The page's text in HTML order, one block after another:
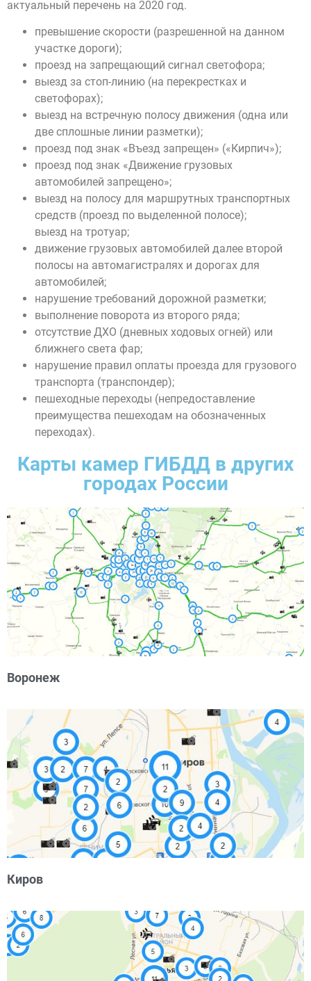
актуальный перечень на 2020 год.
превышение скорости (разрешенной на данном
участке дороги);
проезд на запрещающий сигнал светофора;
выезд за стоп-линию (на перекрестках и
светофорах);
выезд на встречную полосу движения (одна или
две сплошные линии разметки);
проезд под знак «Въезд запрещен» («Кирпич»);
проезд под знак «Движение грузовых
автомобилей запрещено»;
выезд на полосу для маршрутных транспортных
средств (проезд по выделенной полосе);
выезд на тротуар;
движение грузовых автомобилей далее второй
полосы на автомагистралях и дорогах для
автомобилей;
нарушение требований дорожной разметки;
выполнение поворота из второго ряда;
отсутствие ДХО (дневных ходовых огней) или
ближнего света фар;
нарушение правил оплаты проезда для грузового
транспорта (транспондер);
пешеходные переходы (непредоставление
преимущества пешеходам на обозначенных
переходах).
Карты камер ГИБДД в других
городах России
Воронеж
Киров